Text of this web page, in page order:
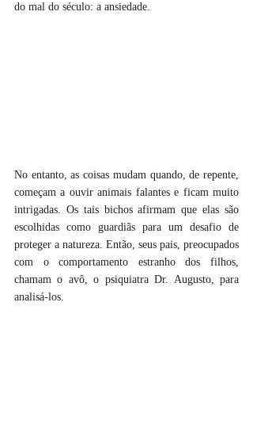
do mal do século: a ansiedade.
No entanto, as coisas mudam quando, de repente,
começam a ouvir animais falantes e ficam muito
intrigadas. Os tais bichos afirmam que elas são
escolhidas como guardiãs para um desafio de
proteger a natureza. Então, seus pais, preocupados
com o comportamento estranho dos filhos,
chamam o avô, o psiquiatra Dr. Augusto, para
analisá-los.